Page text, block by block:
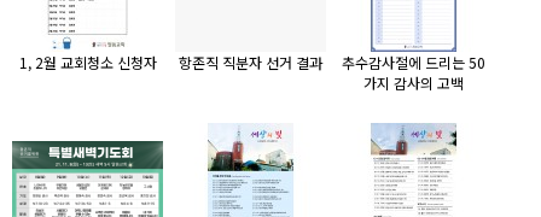
1, 2월 교회청소 신청자 항존직 직분자 선거 결과
추수감사절에 드리는 50
가지 감사의 고백